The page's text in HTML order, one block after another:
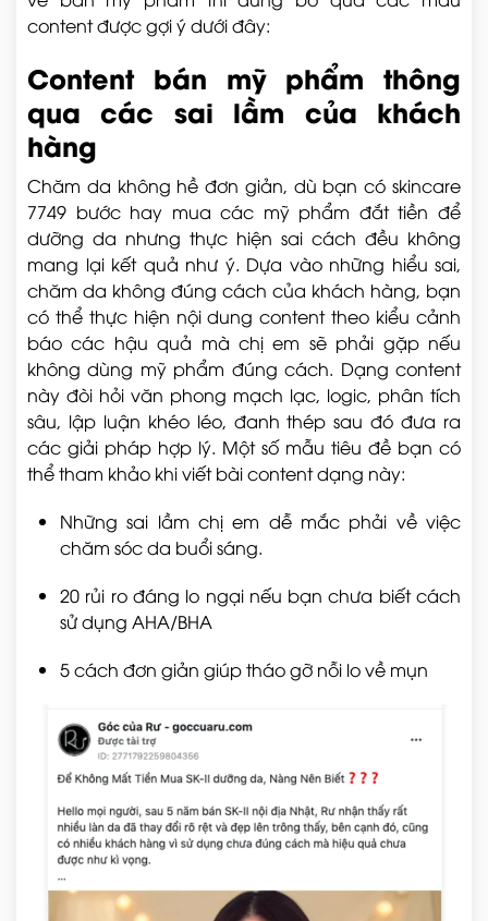
content được gợi ý dưới đây:
Content bán mỹ phẩm thông
qua các sai lầm của khách
hàng
Chăm da không hề đơn giản, dù bạn có skincare
7749 bước hay mua các mỹ phẩm đắt tiền để
dưỡng da nhưng thực hiện sai cách đều không
mang lại kết quả như ý. Dựa vào những hiểu sai,
chăm da không đúng cách của khách hàng, bạn
có thể thực hiện nội dung content theo kiểu cảnh
báo các hậu quả mà chị em sẽ phải gặp nếu
không dùng mỹ phẩm đúng cách. Dạng content
này đòi hỏi văn phong mạch lạc, logic, phân tích
sâu, lập luận khéo léo, đanh thép sau đó đưa ra
các giải pháp hợp lý. Một số mẫu tiêu đề bạn có
thể tham khảo khi viết bài content dạng này:
Những sai lầm chị em dễ mắc phải về việc
chăm sóc da buổi sáng.
20 rủi ro đáng lo ngại nếu bạn chưa biết cách
sử dụng AHA/BHA
5 cách đơn giản giúp tháo gỡ nỗi lo về mụn